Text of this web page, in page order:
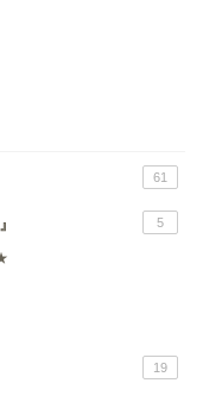
61
5
19